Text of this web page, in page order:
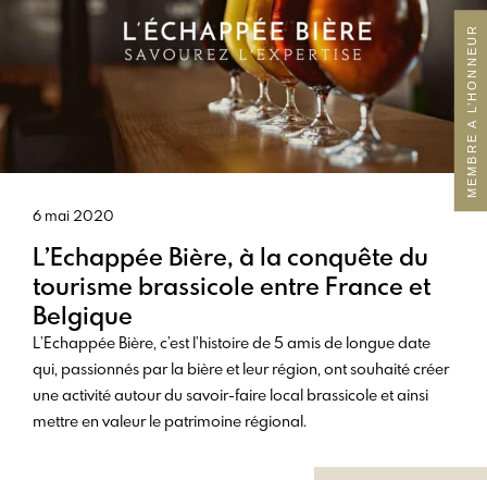
MEMBRE A L’HONNEUR
6 mai 2020
L’Echappée Bière, à la conquête du
tourisme brassicole entre France et
Belgique
L’Echappée Bière, c’est l’histoire de 5 amis de longue date
qui, passionnés par la bière et leur région, ont souhaité créer
une activité autour du savoir-faire local brassicole et ainsi
mettre en valeur le patrimoine régional.